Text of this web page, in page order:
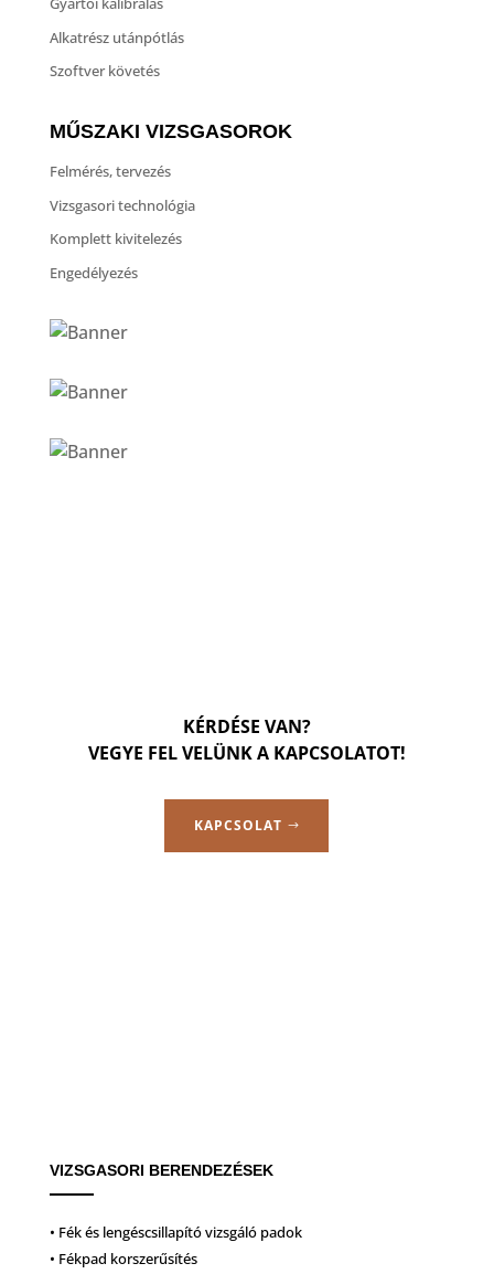
Alkatrész utánpótlás
Szoftver követés
MŰSZAKI VIZSGASOROK
Felmérés, tervezés
Vizsgasori technológia
Komplett kivitelezés
Engedélyezés
KÉRDÉSE VAN?
VEGYE FEL VELÜNK A KAPCSOLATOT!
KAPCSOLAT
VIZSGASORI BERENDEZÉSEK
• Fék és lengéscsillapító vizsgáló padok
• Fékpad korszerűsítés